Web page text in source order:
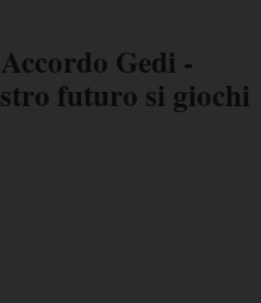
Gedi -
futuro si giochi